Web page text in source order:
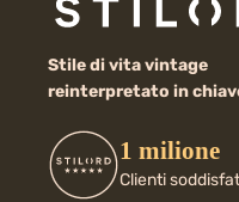
Stile di vita vintage
reinterpretato in
1 milione
Clienti